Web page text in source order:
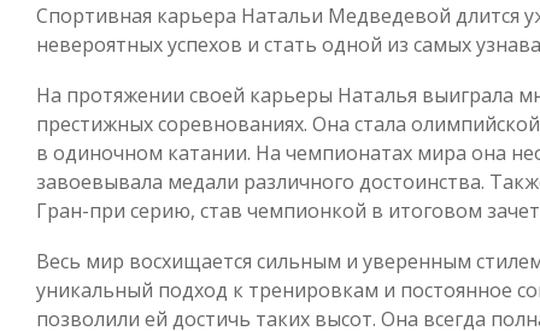
Спортивная карьера Натальи Медведевой длится
невероятных успехов и стать одной из самых
На протяжении своей карьеры Наталья выиграла
престижных соревнованиях. Она стала
в одиночном катании. На чемпионатах мира она
завоевывала медали различного достоинства.
Гран-при серию, став чемпионкой в итоговом
Весь мир восхищается сильным и уверенным
уникальный подход к тренировкам и постоянное
позволили ей достичь таких высот. Она всегда